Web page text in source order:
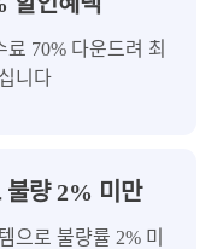
70% 다운드려 최
니다
불량 2% 미만
으로 불량률 2% 미